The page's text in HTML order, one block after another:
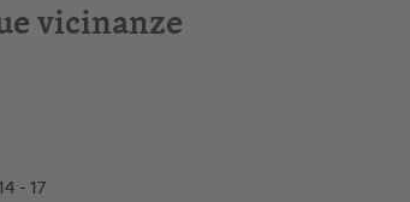
vicinanze
- 17